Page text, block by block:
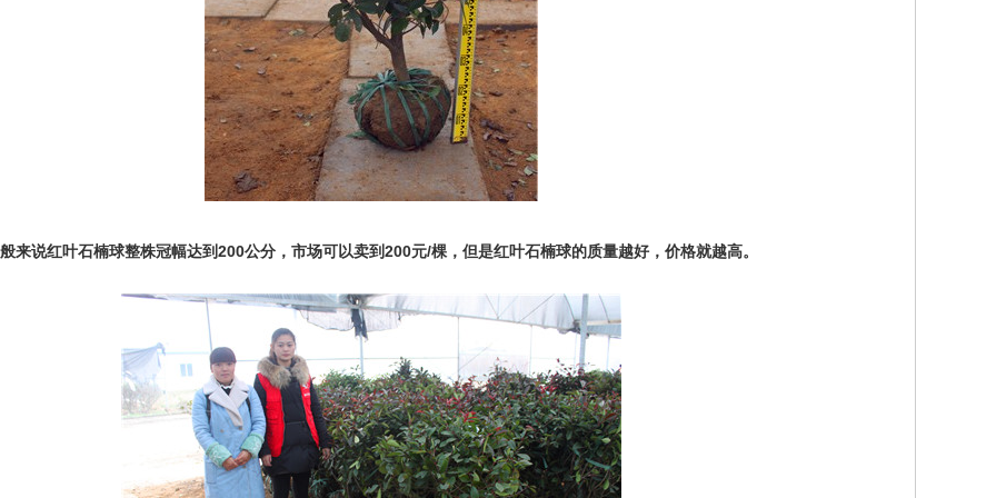
来说红叶石楠球整株冠幅达到200公分，市场可以卖到200元/棵，但是红叶石楠球的质量越好，价格就越高。